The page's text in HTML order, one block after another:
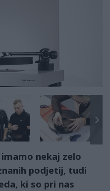
nekaj zelo
podjetij, tudi
ki so pri nas